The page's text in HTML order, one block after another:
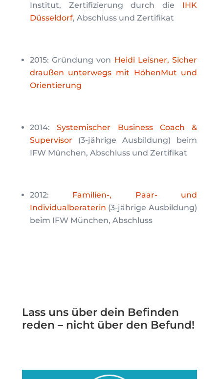
Institut, Zertifizierung durch die IHK
Düsseldorf, Abschluss und Zertifikat
2015: Gründung von Heidi Leisner, Sicher
draußen unterwegs mit HöhenMut und
Orientierung
2014:Systemischer Business Coach &
Supervisor (3-jährige Ausbildung) beim
IFW München, Abschluss und Zertifikat
2012: Familien-, Paar- und
Individualberaterin (3-jährige Ausbildung)
beim IFW München, Abschluss
Lass uns über dein Befinden
reden – nicht über den Befund!